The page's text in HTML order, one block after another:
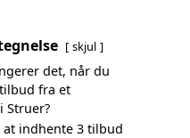
skjul
det, når du
fra et
Struer?
at indhente 3 tilbud